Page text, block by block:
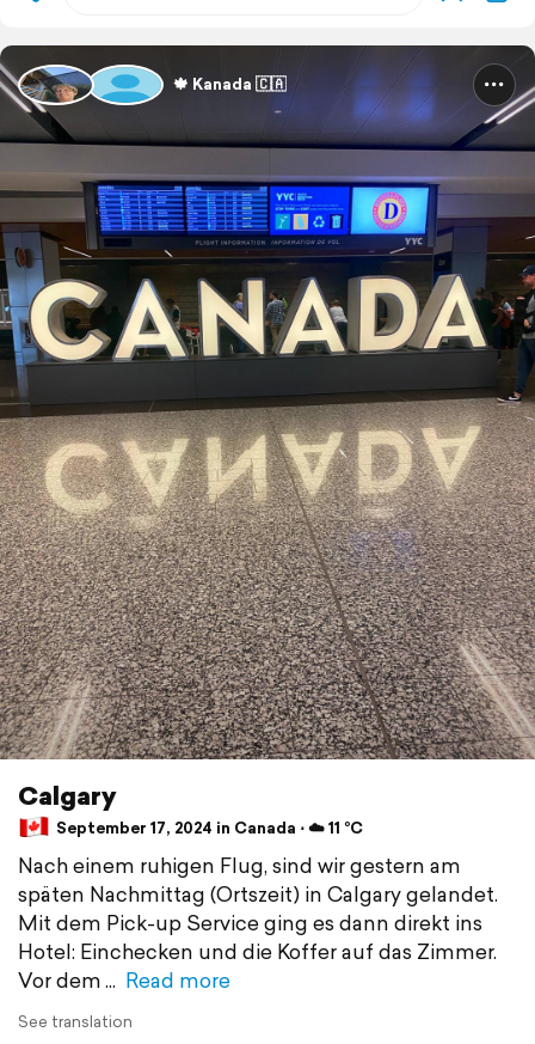
🍁 Kanada 🇨🇦
Calgary
September 17, 2024 in Canada ⋅ ☁️ 11 °C
Nach einem ruhigen Flug, sind wir gestern am
späten Nachmittag (Ortszeit) in Calgary gelandet.
Mit dem Pick-up Service ging es dann direkt ins
Hotel: Einchecken und die Koffer auf das Zimmer.
Vor dem
Read more
See translation